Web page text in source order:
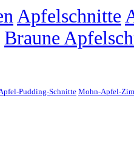
Apfelschnitte
Braune
Pudding-Schnitte Mohn-Apfel-